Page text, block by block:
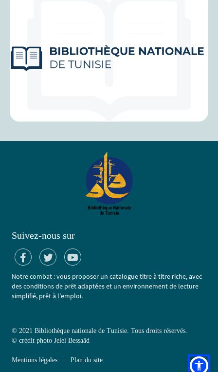
Suivez-nous sur
Notre combat : vous proposer un catalogue titre à titre riche, avec
des conditions de prêt adaptées et un environnement de lecture
simplifié, prêt à l'emploi.
© 2021 Bibliothèque nationale de Tunisie. Tous droits réservés.
© crédit photo Jelel Bessaâd
Mentions légales Plan du site